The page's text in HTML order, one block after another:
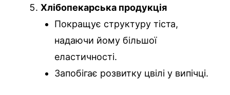
Хлібопекарська продукція
Покращує структуру тіста,
надаючи йому більшої
еластичності.
Запобігає розвитку цвілі у випічці.